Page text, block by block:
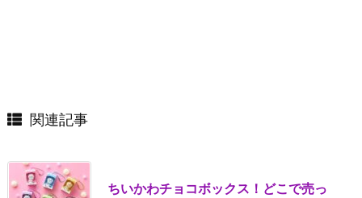
関連記事
ちいかわチョコボックス！どこで売っ